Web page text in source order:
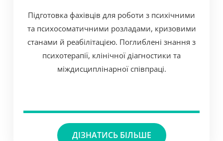
Підготовка фахівців для роботи з психічними
та психосоматичними розладами, кризовими
станами й реабілітацією. Поглиблені знання з
психотерапії, клінічної діагностики та
міждисциплінарної співпраці.
ДІЗНАТИСЬ БІЛЬШЕ